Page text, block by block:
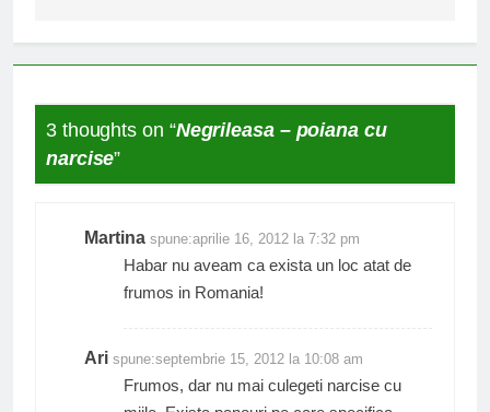
3 thoughts on “Negrileasa – poiana cu
narcise”
Martina spune:aprilie 16, 2012 la 7:32 pm
Habar nu aveam ca exista un loc atat de
frumos in Romania!
Ari spune:septembrie 15, 2012 la 10:08 am
Frumos, dar nu mai culegeti narcise cu